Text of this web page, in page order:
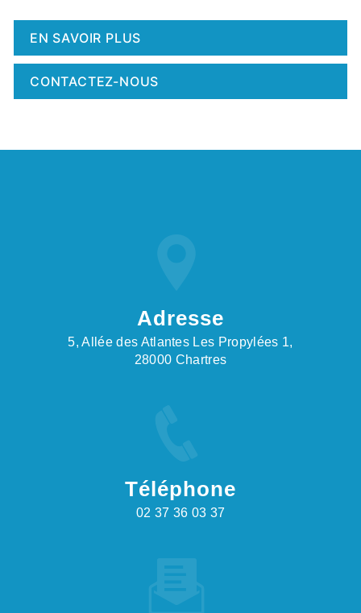
EN SAVOIR PLUS
CONTACTEZ-NOUS
Adresse
5, Allée des Atlantes Les Propylées 1,
28000 Chartres
Téléphone
02 37 36 03 37